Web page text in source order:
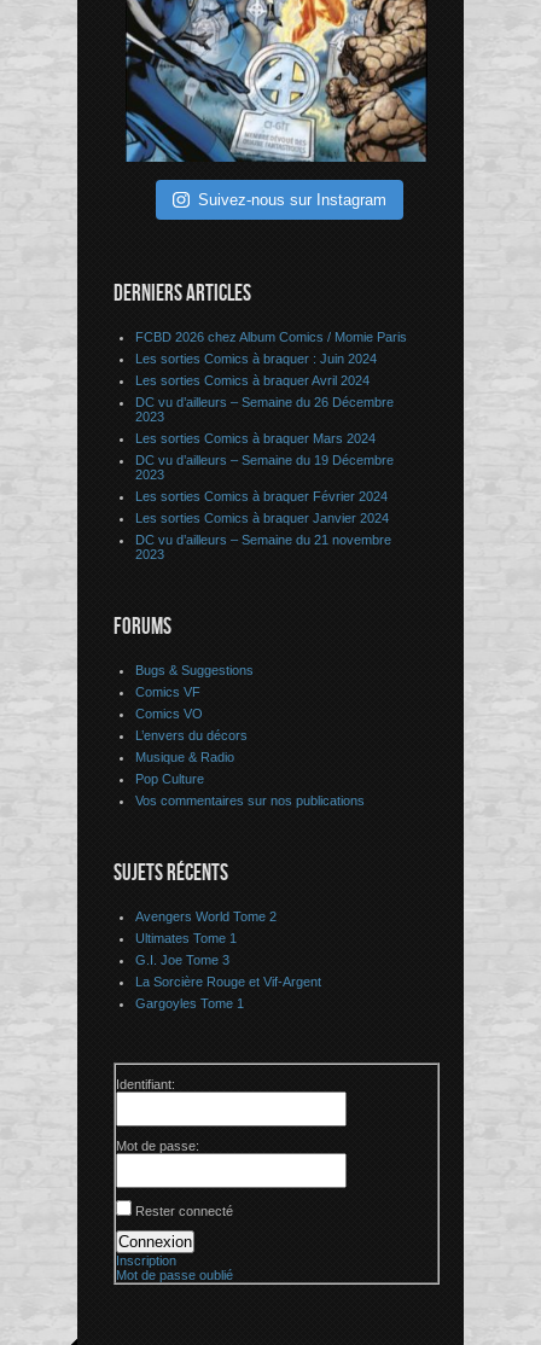
Suivez-nous sur Instagram
DERNIERS ARTICLES
FCBD 2026 chez Album Comics / Momie Paris
Les sorties Comics à braquer : Juin 2024
Les sorties Comics à braquer Avril 2024
DC vu d’ailleurs – Semaine du 26 Décembre
2023
Les sorties Comics à braquer Mars 2024
DC vu d’ailleurs – Semaine du 19 Décembre
2023
Les sorties Comics à braquer Février 2024
Les sorties Comics à braquer Janvier 2024
DC vu d’ailleurs – Semaine du 21 novembre
2023
FORUMS
Bugs & Suggestions
Comics VF
Comics VO
L’envers du décors
Musique & Radio
Pop Culture
Vos commentaires sur nos publications
SUJETS RÉCENTS
Avengers World Tome 2
Ultimates Tome 1
G.I. Joe Tome 3
La Sorcière Rouge et Vif-Argent
Gargoyles Tome 1
Identifiant:
Mot de passe:
Rester connecté
Connexion
Inscription
Mot de passe oublié